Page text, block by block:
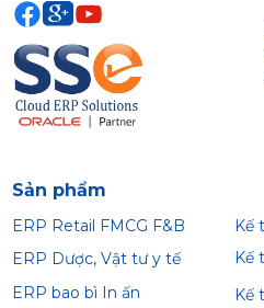
Kế
Kế
Kế
Sản phẩm
ERP Retail FMCG F&B
ERP Dược, Vật tư y tế
ERP bao bì In ấn